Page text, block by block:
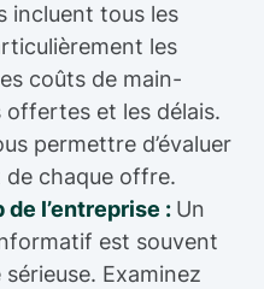
incluent tous les
les
coûts de main-
offertes et les délais.
permettre d’évaluer
chaque offre.
l’entreprise : Un
est souvent
sérieuse. Examinez